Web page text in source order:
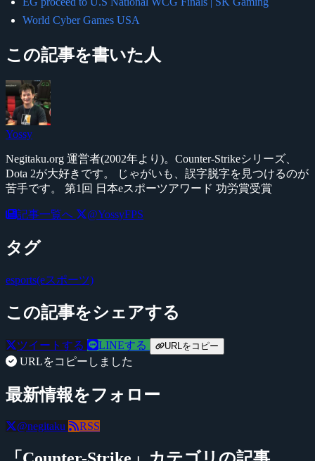
World Cyber Games USA
この記事を書いた人
Yossy
Negitaku.org 運営者(2002年より)。Counter-Strikeシリーズ、
Dota 2が大好きです。 じゃがいも、誤字脱字を見つけるのが
苦手です。 第1回 日本eスポーツアワード 功労賞受賞
記事一覧へ @YossyFPS
タグ
esports(eスポーツ)
この記事をシェアする
ツイートする LINEする URLをコピー
URLをコピーしました
最新情報をフォロー
@negitaku RSS